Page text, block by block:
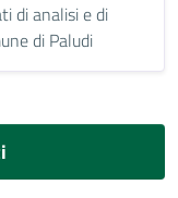
di analisi e di
di Paludi